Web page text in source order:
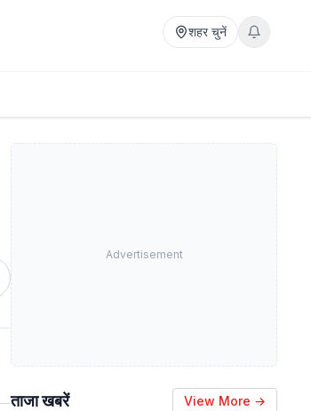
शहर चुनें
Advertisement
ताजा खबरें View More →